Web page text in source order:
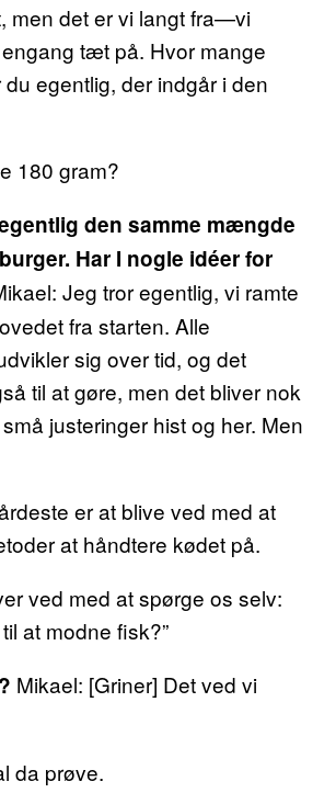
men det er vi langt fra—vi
tæt på. Hvor mange
egentlig, der indgår i den
180 gram?
den samme mængde
Har I nogle idéer for
Jeg tror egentlig, vi ramte
fra starten. Alle
sig over tid, og det
til at gøre, men det bliver nok
justeringer hist og her. Men
er at blive ved med at
at håndtere kødet på.
ved med at spørge os selv:
at modne fisk?”
Mikael: [Griner] Det ved vi
da prøve.